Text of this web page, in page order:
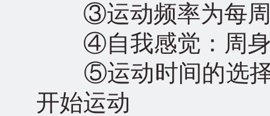
③运动频率为每周
④自我感觉：周身
⑤运动时间的选择
开始运动